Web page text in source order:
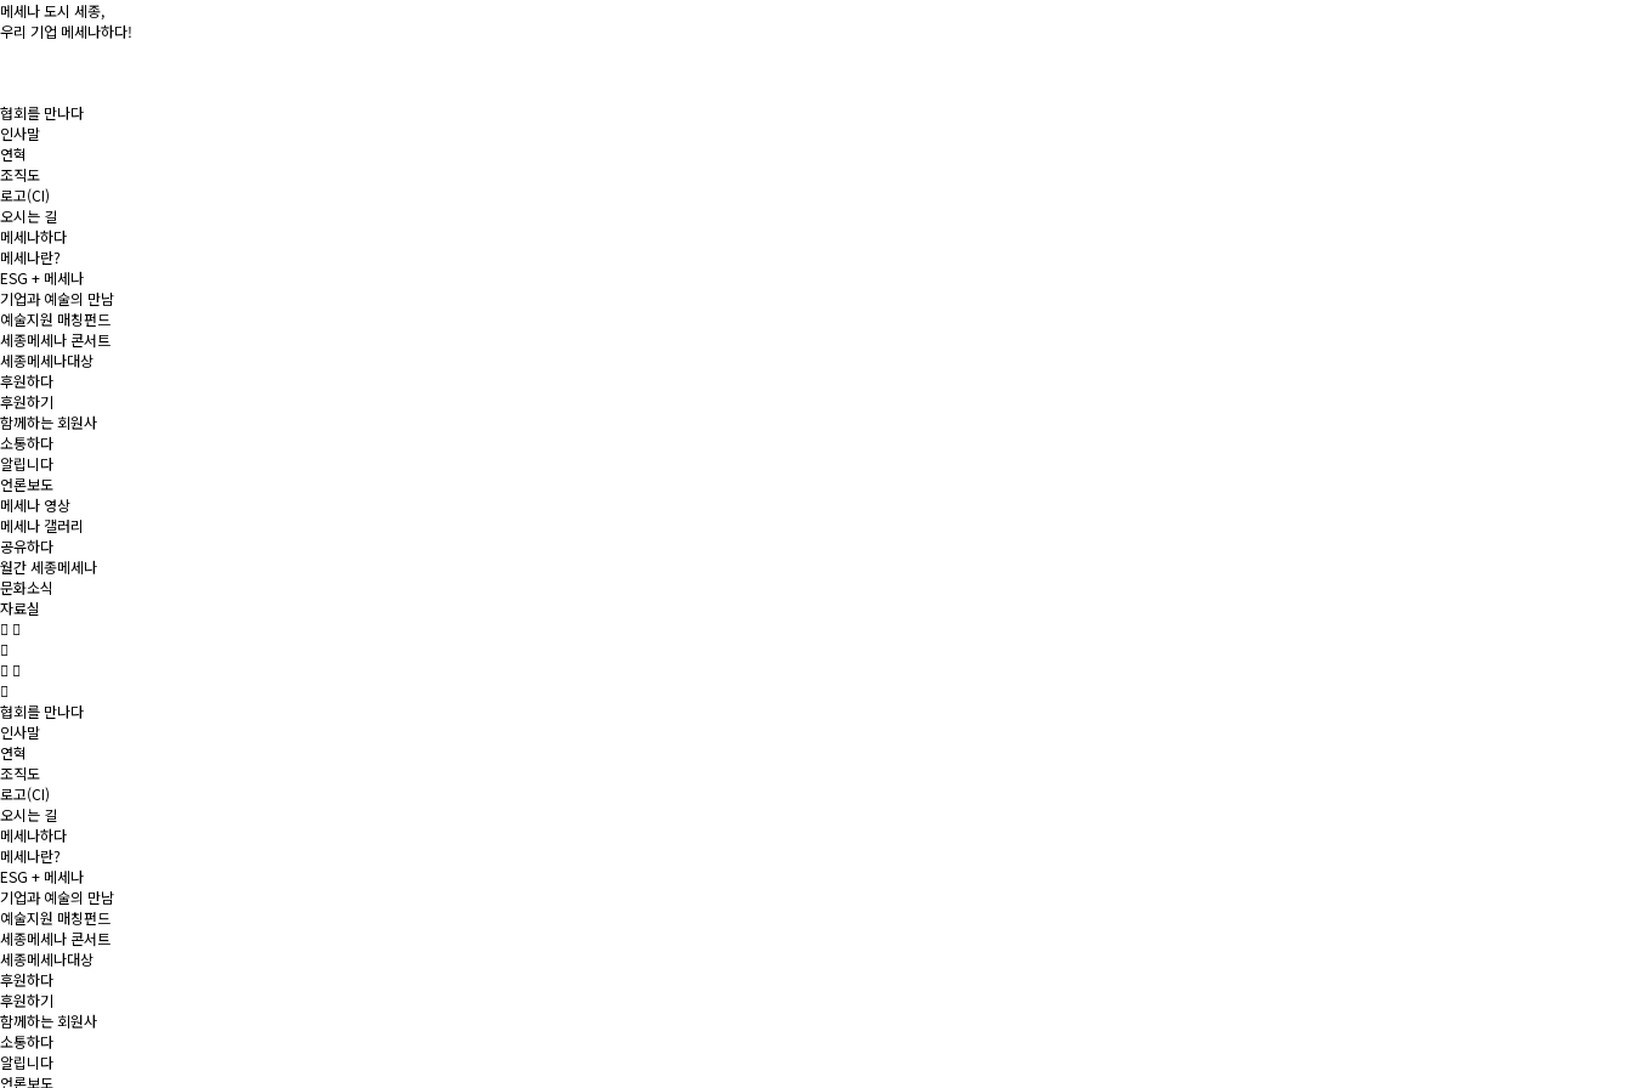
메세나 도시 세종,
우리 기업 메세나하다!
협회를 만나다
인사말
연혁
조직도
로고(CI)
오시는 길
메세나하다
메세나란?
ESG + 메세나
기업과 예술의 만남
예술지원 매칭펀드
세종메세나 콘서트
세종메세나대상
후원하다
후원하기
함께하는 회원사
소통하다
알립니다
언론보도
메세나 영상
메세나 갤러리
공유하다
월간 세종메세나
문화소식
자료실
협회를 만나다
인사말
연혁
조직도
로고(CI)
오시는 길
메세나하다
메세나란?
ESG + 메세나
기업과 예술의 만남
예술지원 매칭펀드
세종메세나 콘서트
세종메세나대상
후원하다
후원하기
함께하는 회원사
소통하다
알립니다
언론보도